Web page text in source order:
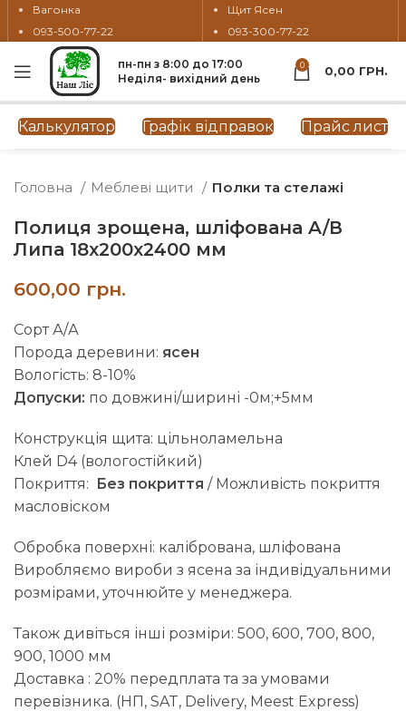
Вагонка
093-500-77-22
Щит Ясен
093-300-77-22
пн-пн з 8:00 до 17:00
Неділя- вихідний день
0 0,00 ГРН.
Калькулятор Графік відправок Прайс лист
Натисніть, щоб збільшити
Головна Меблеві щити Полки та стелажі
Полиця зрощена, шліфована A/В
Липа 18х200х2400 мм
грн.
Сорт А/А
Порода деревини: ясен
Вологість: 8-10%
Допуски: по довжині/ширині -0м;+5мм
Конструкція щита: цільноламельна
Клей D4 (вологостійкий)
Покриття: Без покриття / Можливість покриття
масловіском
Обробка поверхні: калібрована, шліфована
Виробляємо вироби з ясена за індивідуальними
розмірами, уточнюйте у менеджера.
Також дивіться інші розміри: 500, 600, 700, 800,
900, 1000 мм
Доставка : 20% передплата та за умовами
перевізника. (НП, SAT, Delivery, Meest Express)